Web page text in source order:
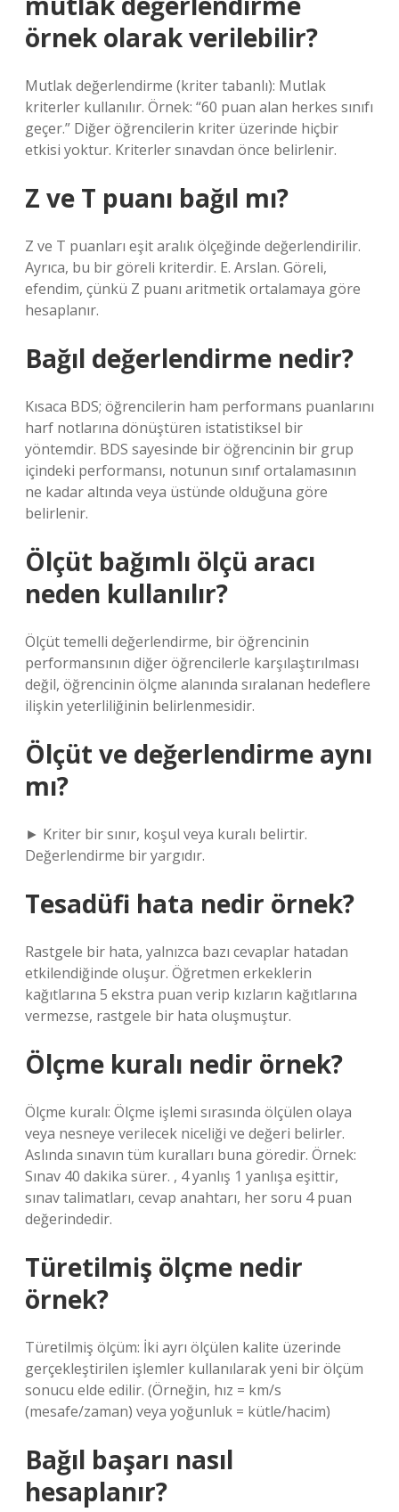
örnek olarak verilebilir?
Mutlak değerlendirme (kriter tabanlı): Mutlak
kriterler kullanılır. Örnek: “60 puan alan herkes sınıfı
geçer.” Diğer öğrencilerin kriter üzerinde hiçbir
etkisi yoktur. Kriterler sınavdan önce belirlenir.
Z ve T puanı bağıl mı?
Z ve T puanları eşit aralık ölçeğinde değerlendirilir.
Ayrıca, bu bir göreli kriterdir. E. Arslan. Göreli,
efendim, çünkü Z puanı aritmetik ortalamaya göre
hesaplanır.
Bağıl değerlendirme nedir?
Kısaca BDS; öğrencilerin ham performans puanlarını
harf notlarına dönüştüren istatistiksel bir
yöntemdir. BDS sayesinde bir öğrencinin bir grup
içindeki performansı, notunun sınıf ortalamasının
ne kadar altında veya üstünde olduğuna göre
belirlenir.
Ölçüt bağımlı ölçü aracı
neden kullanılır?
Ölçüt temelli değerlendirme, bir öğrencinin
performansının diğer öğrencilerle karşılaştırılması
değil, öğrencinin ölçme alanında sıralanan hedeflere
ilişkin yeterliliğinin belirlenmesidir.
Ölçüt ve değerlendirme aynı
mı?
► Kriter bir sınır, koşul veya kuralı belirtir.
Değerlendirme bir yargıdır.
Tesadüfi hata nedir örnek?
Rastgele bir hata, yalnızca bazı cevaplar hatadan
etkilendiğinde oluşur. Öğretmen erkeklerin
kağıtlarına 5 ekstra puan verip kızların kağıtlarına
vermezse, rastgele bir hata oluşmuştur.
Ölçme kuralı nedir örnek?
Ölçme kuralı: Ölçme işlemi sırasında ölçülen olaya
veya nesneye verilecek niceliği ve değeri belirler.
Aslında sınavın tüm kuralları buna göredir. Örnek:
Sınav 40 dakika sürer. , 4 yanlış 1 yanlışa eşittir,
sınav talimatları, cevap anahtarı, her soru 4 puan
değerindedir.
Türetilmiş ölçme nedir
örnek?
Türetilmiş ölçüm: İki ayrı ölçülen kalite üzerinde
gerçekleştirilen işlemler kullanılarak yeni bir ölçüm
sonucu elde edilir. (Örneğin, hız = km/s
(mesafe/zaman) veya yoğunluk = kütle/hacim)
Bağıl başarı nasıl
hesaplanır?